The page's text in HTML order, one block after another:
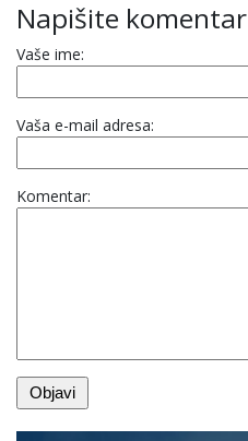
Napišite komentar
Vaše ime:
Vaša e-mail adresa:
Komentar: